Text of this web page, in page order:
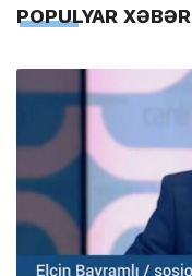
POPULYAR XƏBƏR